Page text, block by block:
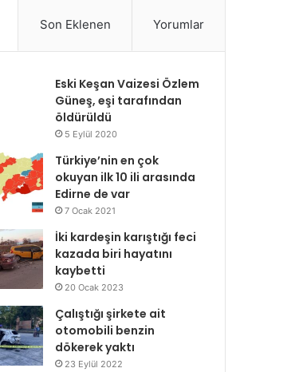
Son Eklenen Yorumlar
Eski Keşan Vaizesi Özlem
Güneş, eşi tarafından
öldürüldü
5 Eylül 2020
Türkiye’nin en çok
okuyan ilk 10 ili arasında
Edirne de var
7 Ocak 2021
İki kardeşin karıştığı feci
kazada biri hayatını
kaybetti
20 Ocak 2023
Çalıştığı şirkete ait
otomobili benzin
dökerek yaktı
23 Eylül 2022